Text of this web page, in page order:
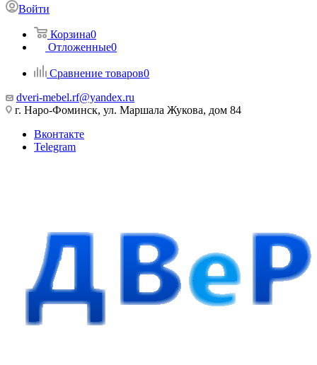
Войти
Корзина0
Отложенные0
Сравнение товаров0
dveri-mebel.rf@yandex.ru
г. Наро-Фоминск, ул. Маршала Жукова, дом 84
Вконтакте
Telegram